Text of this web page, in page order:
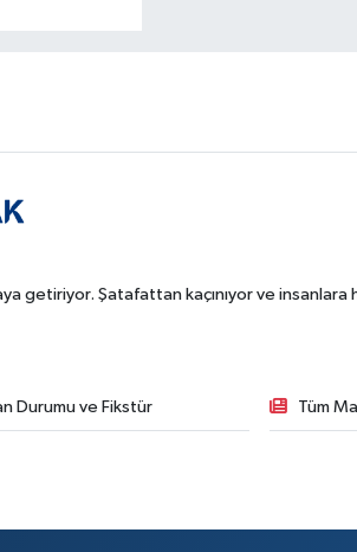
getiriyor. Şatafattan kaçınıyor ve
Durumu ve Fikstür Tüm